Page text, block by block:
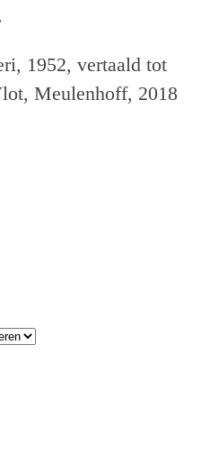
1952, vertaald tot
Meulenhoff, 2018